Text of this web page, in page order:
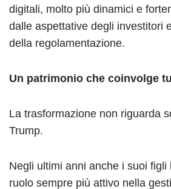
digitali, molto più dinamici e
dalle aspettative degli investitori
della regolamentazione.
Un patrimonio che coinvolge
La trasformazione non riguarda
Trump.
Negli ultimi anni anche i suoi figli
ruolo sempre più attivo nella